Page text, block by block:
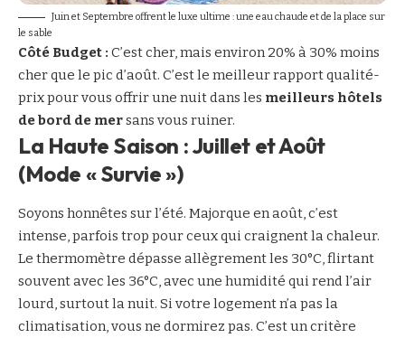
Juin et Septembre offrent le luxe ultime : une eau chaude et de la place sur
le sable
Côté Budget : C’est cher, mais environ 20% à 30% moins
cher que le pic d’août. C’est le meilleur rapport qualité-
prix pour vous offrir une nuit dans les meilleurs hôtels
de bord de mersans vous ruiner.
La Haute Saison : Juillet et Août
(Mode « Survie »)
Soyons honnêtes sur l’été. Majorque en août, c’est
intense, parfois trop pour ceux qui craignent la chaleur.
Le thermomètre dépasse allègrement les 30°C, flirtant
souvent avec les 36°C, avec une humidité qui rend l’air
lourd, surtout la nuit. Si votre logement n’a pas la
climatisation, vous ne dormirez pas. C’est un critère